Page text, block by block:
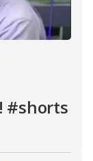
#shorts